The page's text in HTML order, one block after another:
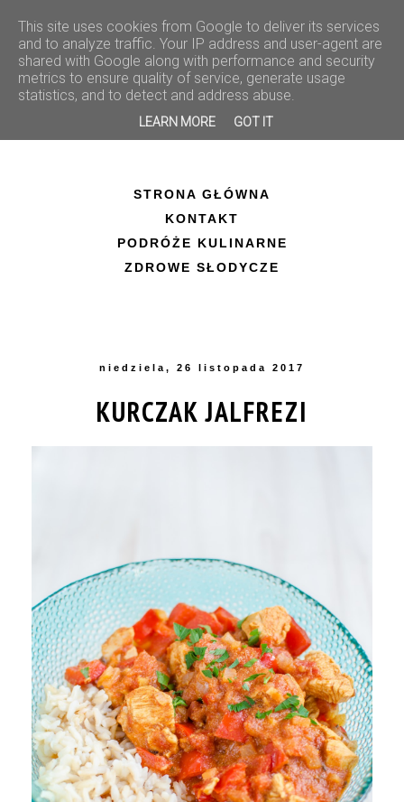
STRONA GŁÓWNA
KONTAKT
PODRÓŻE KULINARNE
ZDROWE SŁODYCZE
niedziela, 26 listopada 2017
KURCZAK JALFREZI
This site uses cookies from Google to deliver its services
and to analyze traffic. Your IP address and user-agent are
shared with Google along with performance and security
metrics to ensure quality of service, generate usage
statistics, and to detect and address abuse.
LEARN MORE GOT IT